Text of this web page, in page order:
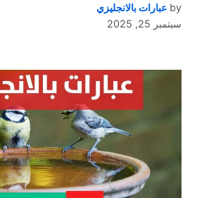
by عبارات بالانجليزي
سبتمبر 25, 2025